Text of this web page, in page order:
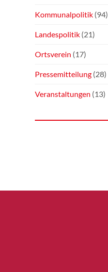
Kommunalpolitik (94)
Landespolitik (21)
Ortsverein (17)
Pressemitteilung (28)
Veranstaltungen (13)